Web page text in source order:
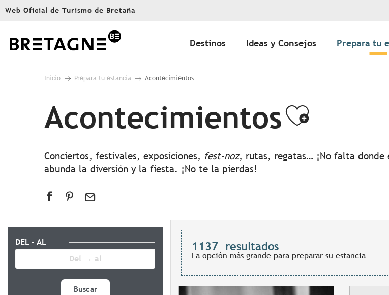
Aller
principal
Web Oficial de Turismo de Bretaña
Destinos Ideas y Consejos Prepara tu
Inicio Prepara tu estancia Acontecimientos
Acontecimientos
Conciertos, festivales, exposiciones, fest-noz, rutas, regatas… ¡No falta donde
abunda la diversión y la fiesta. ¡No te la pierdas!
DEL - AL
Buscar
1137 resultados
La opción más grande para preparar su estancia